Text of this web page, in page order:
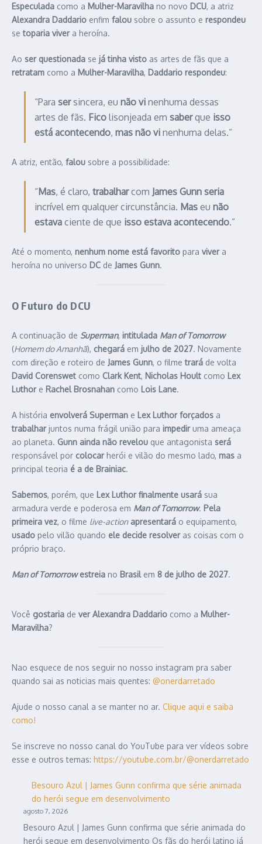
Especulada como a Mulher-Maravilha no novo DCU, a atriz
Alexandra Daddario enfim falou sobre o assunto e respondeu
setoparia vivera heroína.
Ao ser questionada se já tinha visto as artes de fãs que a
retratam como a Mulher-Maravilha, Daddario respondeu:
“Para sersincera, eu não vi nenhuma dessas
artes de fãs. Fico lisonjeada em saberque isso
está acontecendo, mas não vi nenhuma delas.”
A atriz, então, falou sobre a possibilidade:
“Mas, é claro, trabalharcom James Gunn seria
incrível em qualquer circunstância. Mas eu não
estava ciente de que isso estava acontecendo.”
Até o momento, nenhum nome está favorito para vivera
heroína no universo DC de James Gunn.
O Futuro do DCU
A continuação de Superman, intitulada Man of Tomorrow
(Homem do Amanhã), chegará em julho de 2027. Novamente
com direção e roteiro de James Gunn, o filmetrará de volta
David Corenswet como Clark Kent, Nicholas Hoult como Lex
Luthore Rachel Brosnahan como Lois Lane.
A história envolverá Superman e Lex Luthor forçados a
trabalharjuntos numa frágil união para impediruma ameaça
ao planeta. Gunn ainda não revelou que antagonista será
responsável por colocarherói e vilão do mesmo lado, mas a
principal teoria é a de Brainiac.
Sabemos, porém, que Lex Luthor finalmente usará sua
armadura verde e poderosa em Man of Tomorrow. Pela
primeira vez, o filme live-action apresentará o equipamento,
usado pelo vilão quando ele decide resolveras coisas com o
próprio braço.
Man of Tomorrow estreia no Brasilem 8 de julho de 2027.
Você gostaria de ver Alexandra Daddario como a Mulher-
Maravilha?
Nao esquece de nos seguir no nosso instagram pra saber
quando sai as noticias mais quentes: @onerdarretado
Ajude o nosso canal a se manter no ar. Clique aqui e saiba
como!
Se inscreve no nosso canal do YouTube para ver vídeos sobre
esse e outros temas: https://youtube.com.br/@onerdarretado
Besouro Azul | James Gunn confirma que série animada
do herói segue em desenvolvimento
agosto 7, 2026
Besouro Azul | James Gunn confirma que série animada do
herói segue em desenvolvimento Os fãs do herói latino já